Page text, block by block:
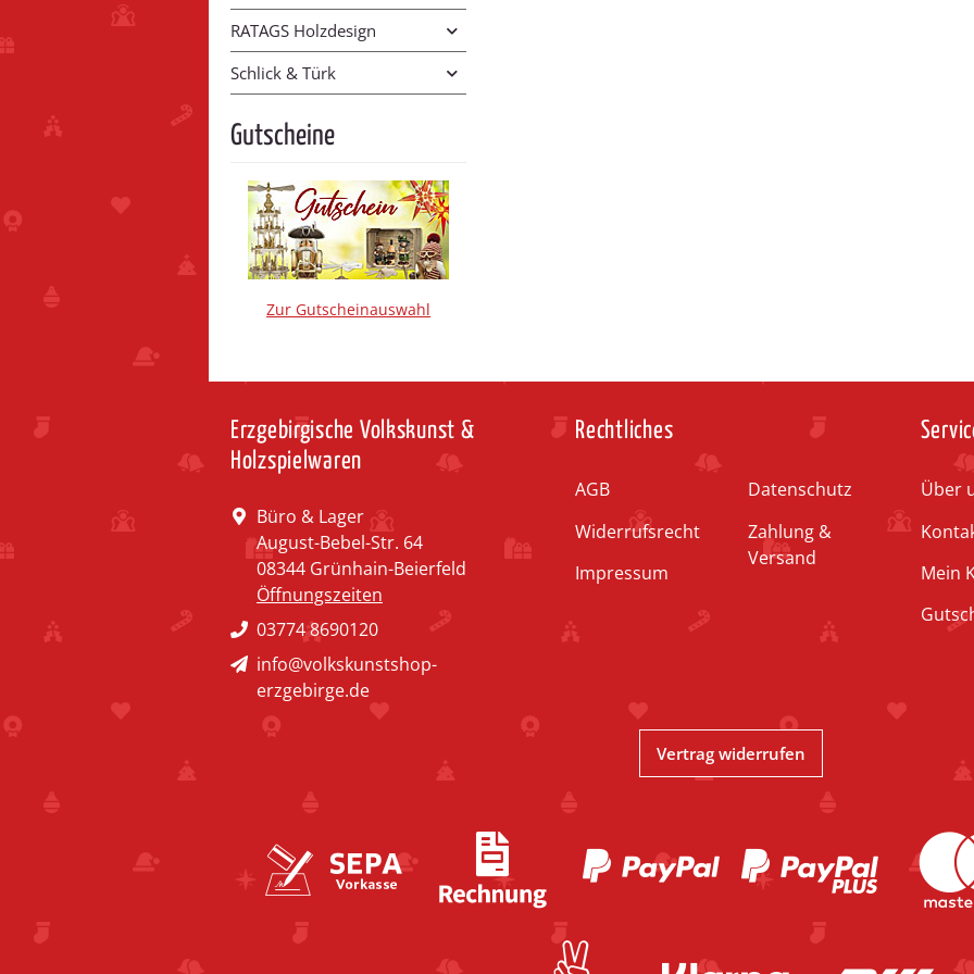
RATAGS Holzdesign
Schlick & Türk
Gutscheine
Zur Gutscheinauswahl
Erzgebirgische Volkskunst &
Holzspielwaren
Büro & Lager
August-Bebel-Str. 64
08344 Grünhain-Beierfeld
Öffnungszeiten
03774 8690120
info@volkskunstshop-
erzgebirge.de
Rechtliches
AGB
Widerrufsrecht
Impressum
Datenschutz
Zahlung &
Versand
Über
Mein
Vertrag widerrufen